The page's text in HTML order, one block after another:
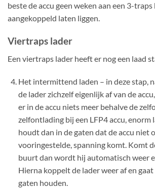
beste de accu geen weken aan een 3-traps
aangekoppeld laten liggen.
Viertraps lader
Een viertraps lader heeft er nog een laad
Het intermittend laden – in deze stap,
de lader zichzelf eigenlijk af van de
er in de accu niets meer behalve de
zelfontlading bij een LFP4 accu, enorm
houdt dan in de gaten dat de accu niet
vooringestelde, spanning komt. Komt
buurt dan wordt hij automatisch weer
Hierna koppelt de lader weer af en gaat
gaten houden.